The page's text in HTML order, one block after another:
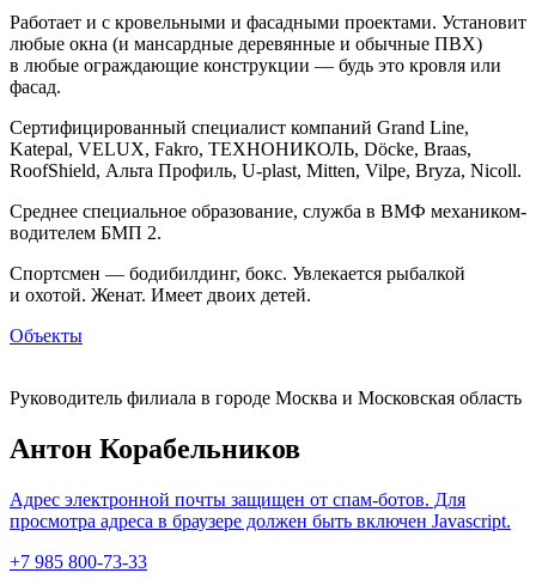
Работает и с кровельными и фасадными проектами. Установит
любые окна (и мансардные деревянные и обычные ПВХ)
в любые ограждающие конструкции — будь это кровля или
фасад.
Сертифицированный специалист компаний Grand Line,
Katepal, VELUX, Fakro, ТЕХНОНИКОЛЬ, Döcke, Braas,
RoofShield, Альта Профиль, U-plast, Mitten, Vilpe, Bryza, Nicoll.
Среднее специальное образование, служба в ВМФ механиком-
водителем БМП 2.
Спортсмен — бодибилдинг, бокс. Увлекается рыбалкой
и охотой. Женат. Имеет двоих детей.
Объекты
Руководитель филиала в городе Москва и Московская область
Антон Корабельников
Адрес электронной почты защищен от спам-ботов. Для
просмотра адреса в браузере должен быть включен Javascript.
+7 985 800-73-33